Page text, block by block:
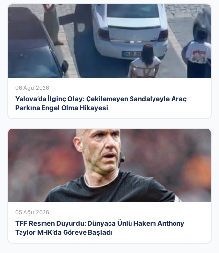
06 Ağu 2026
Yalova’da İlginç Olay: Çekilemeyen Sandalyeyle Araç
Parkına Engel Olma Hikayesi
05 Ağu 2026
TFF Resmen Duyurdu: Dünyaca Ünlü Hakem Anthony
Taylor MHK’da Göreve Başladı